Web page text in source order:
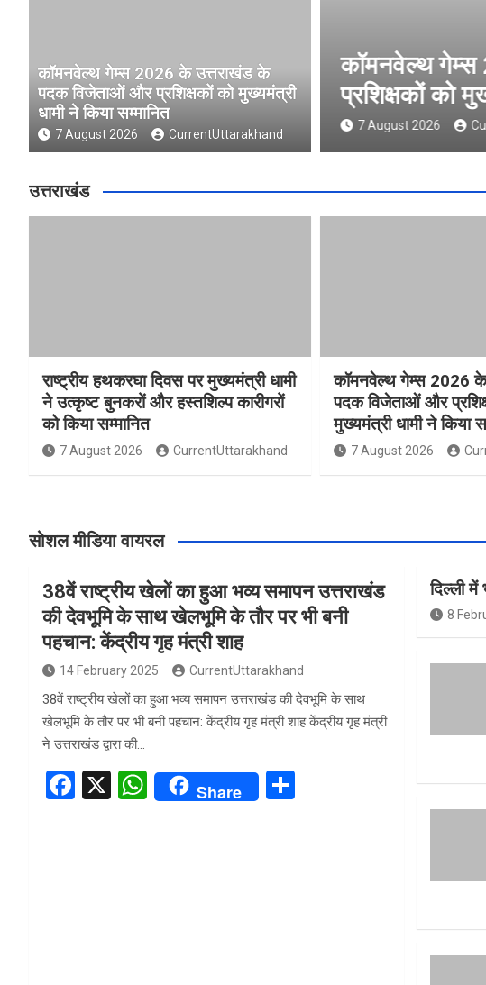
कॉमनवेल्थ गेम्स 2026 के उत्तराखंड के
पदक विजेताओं और प्रशिक्षकों को मुख्यमंत्री
धामी ने किया सम्मानित
7 August 2026 CurrentUttarakhand
धामी ने उत्कृष्ट बुनकरों
सम्मानित
कॉमनवेल्थ
प्रशिक्षकों को
7 August 2026
उत्तराखंड
राष्ट्रीय हथकरघा दिवस पर मुख्यमंत्री धामी
ने उत्कृष्ट बुनकरों और हस्तशिल्प कारीगरों
को किया सम्मानित
7 August 2026 CurrentUttarakhand
कॉमनवेल्थ गेम्स 2026
पदक विजेताओं और
मुख्यमंत्री धामी ने किया
7 August 2026
सोशल मीडिया वायरल
38वें राष्ट्रीय खेलों का हुआ भव्य समापन उत्तराखंड
की देवभूमि के साथ खेलभूमि के तौर पर भी बनी
पहचान: केंद्रीय गृह मंत्री शाह
14 February 2025 CurrentUttarakhand
38वें राष्ट्रीय खेलों का हुआ भव्य समापन उत्तराखंड की देवभूमि के साथ
खेलभूमि के तौर पर भी बनी पहचान: केंद्रीय गृह मंत्री शाह केंद्रीय गृह मंत्री
ने उत्तराखंड द्वारा की…
F
X
W
Share
दिल्ली में
8